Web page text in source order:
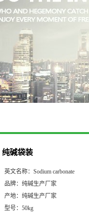
纯碱袋装
英文名称： Sodium carbonate
品牌： 纯碱生产厂家
产地： 纯碱生产厂家
型号： 50kg